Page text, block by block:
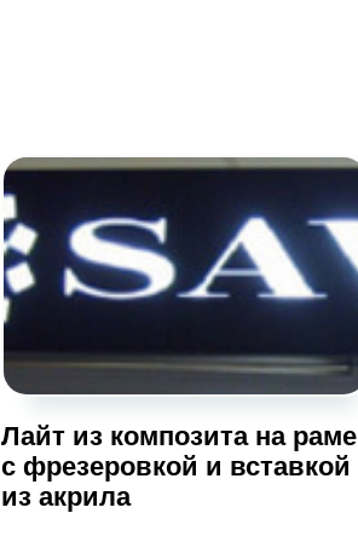
Лайт из композита на раме
с фрезеровкой и вставкой
из акрила